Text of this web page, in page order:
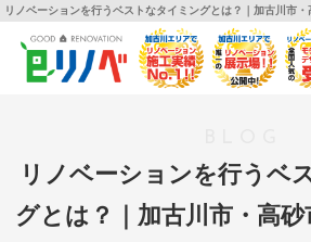
リノベーションを行うベストなタイミングとは？｜加古川市
リノベーションを行うベ
グとは？｜加古川市・高